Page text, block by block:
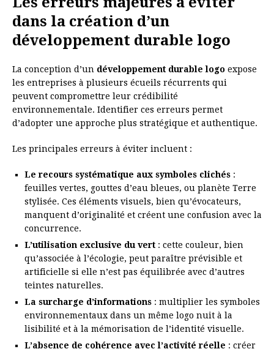
dans la création d’un
développement durable logo
La conception d’un développement durable logo expose
les entreprises à plusieurs écueils récurrents qui
peuvent compromettre leur crédibilité
environnementale. Identifier ces erreurs permet
d’adopter une approche plus stratégique et authentique.
Les principales erreurs à éviter incluent :
Le recours systématique aux symboles clichés :
feuilles vertes, gouttes d’eau bleues, ou planète Terre
stylisée. Ces éléments visuels, bien qu’évocateurs,
manquent d’originalité et créent une confusion avec la
concurrence.
L’utilisation exclusive du vert : cette couleur, bien
qu’associée à l’écologie, peut paraître prévisible et
artificielle si elle n’est pas équilibrée avec d’autres
teintes naturelles.
La surcharge d’informations : multiplier les symboles
environnementaux dans un même logo nuit à la
lisibilité et à la mémorisation de l’identité visuelle.
L’absence de cohérence avec l’activité réelle : créer